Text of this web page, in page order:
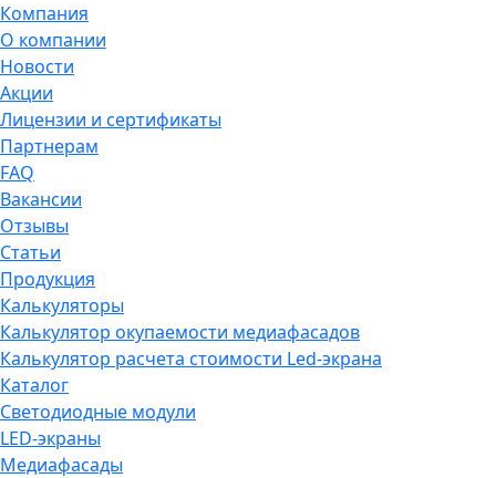
Компания
О компании
Новости
Акции
Лицензии и сертификаты
Партнерам
FAQ
Вакансии
Отзывы
Статьи
Продукция
Калькуляторы
Калькулятор окупаемости медиафасадов
Калькулятор расчета стоимости Led-экрана
Каталог
Светодиодные модули
LED-экраны
Медиафасады